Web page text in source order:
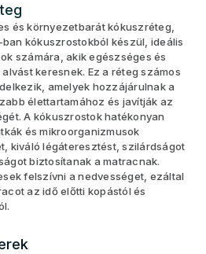
és környezetbarát kókuszréteg,
kókuszrostokból készül, ideális
számára, akik egészséges és
keresnek. Ez a réteg számos
amelyek hozzájárulnak a
élettartamához és javítják az
A kókuszrostok hatékonyan
és mikroorganizmusok
kiváló légáteresztést, szilárdságot
biztosítanak a matracnak.
felszívni a nedvességet, ezáltal
az idő előtti kopástól és